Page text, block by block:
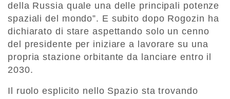
della Russia quale una delle principali potenze
spaziali del mondo”. E subito dopo Rogozin ha
dichiarato di stare aspettando solo un cenno
del presidente per iniziare a lavorare su una
propria stazione orbitante da lanciare entro il
2030.
Il ruolo esplicito nello Spazio sta trovando